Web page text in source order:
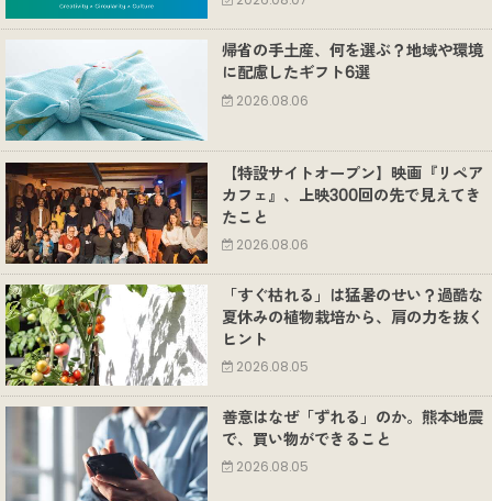
帰省の手土産、何を選ぶ？地域や環境
に配慮したギフト6選
2026.08.06
【特設サイトオープン】映画『リペア
カフェ』、上映300回の先で見えてき
たこと
2026.08.06
「すぐ枯れる」は猛暑のせい？過酷な
夏休みの植物栽培から、肩の力を抜く
ヒント
2026.08.05
善意はなぜ「ずれる」のか。熊本地震
で、買い物ができること
2026.08.05